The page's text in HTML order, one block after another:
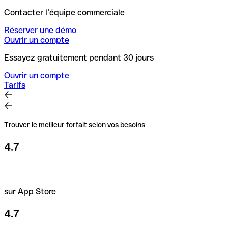
Contacter l’équipe commerciale
Réserver une démo
Ouvrir un compte
Essayez gratuitement pendant 30 jours
Ouvrir un compte
Tarifs
Trouver le meilleur forfait selon vos besoins
4.7
sur App Store
4.7